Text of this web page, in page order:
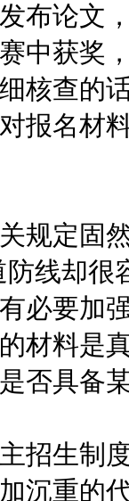
布论文
中获奖
核查的
报名材
定固然
防线却
必要加
材料是
否具备
生制度
沉重的